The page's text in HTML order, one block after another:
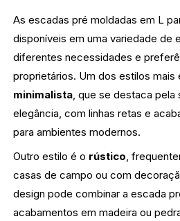
As escadas pré moldadas em L
disponíveis em uma variedade de
diferentes necessidades e
proprietários. Um dos estilos
minimalista, que se destaca pela
elegância, com linhas retas e
para ambientes modernos.
Outro estilo é o rústico,
casas de campo ou com
design pode combinar a escada
acabamentos em madeira ou